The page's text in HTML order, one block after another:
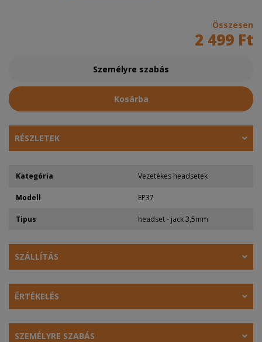
Összesen
2 499 Ft
Személyre szabás
Kosárba
RÉSZLETEK
Kategória Vezetékes headsetek
Modell EP37
Tipus headset - jack 3,5mm
SZÁLLÍTÁS
ÉRTÉKELÉS
SZEMÉLYRE SZABÁS